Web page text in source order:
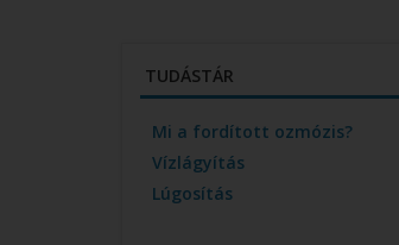
TUDÁSTÁR
Mi a fordított ozmózis?
Vízlágyítás
Lúgosítás